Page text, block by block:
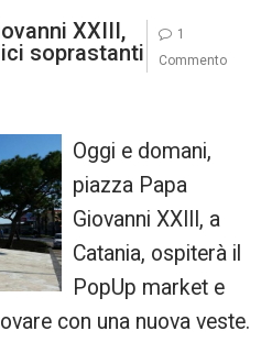
XXIII,
soprastanti
Oggi e domani,
piazza Papa
Giovanni XXIII, a
Catania, ospiterà il
PopUp market e
con una nuova veste.
1
Commento